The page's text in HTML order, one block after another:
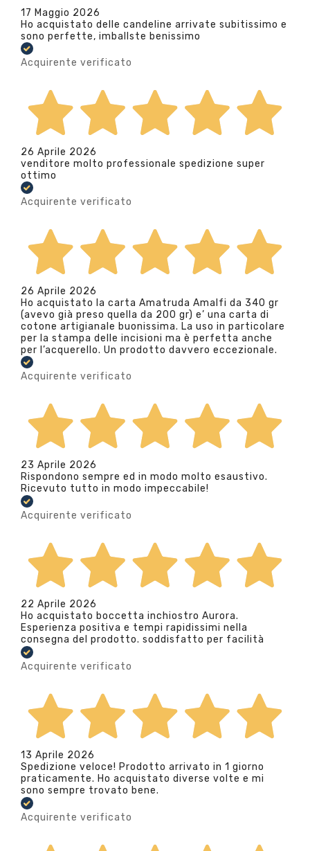
17 Maggio 2026
Ho acquistato delle candeline arrivate subitissimo e
sono perfette, imballste benissimo
Acquirente verificato
26 Aprile 2026
venditore molto professionale spedizione super
ottimo
Acquirente verificato
26 Aprile 2026
Ho acquistato la carta Amatruda Amalfi da 340 gr
(avevo già preso quella da 200 gr) e’ una carta di
cotone artigianale buonissima. La uso in particolare
per la stampa delle incisioni ma è perfetta anche
per l’acquerello. Un prodotto davvero eccezionale.
Acquirente verificato
23 Aprile 2026
Rispondono sempre ed in modo molto esaustivo.
Ricevuto tutto in modo impeccabile!
Acquirente verificato
22 Aprile 2026
Ho acquistato boccetta inchiostro Aurora.
Esperienza positiva e tempi rapidissimi nella
consegna del prodotto. soddisfatto per facilità
Acquirente verificato
13 Aprile 2026
Spedizione veloce! Prodotto arrivato in 1 giorno
praticamente. Ho acquistato diverse volte e mi
sono sempre trovato bene.
Acquirente verificato